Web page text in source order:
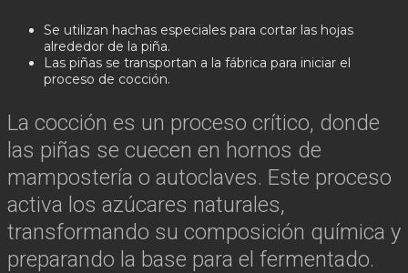
Se utilizan hachas especiales para cortar las hojas
alrededor de la piña.
Las piñas se transportan a la fábrica para iniciar el
proceso de cocción.
La cocción es un proceso crítico, donde
las piñas se cuecen en hornos de
mampostería o autoclaves. Este proceso
activa los azúcares naturales,
transformando su composición química y
preparando la base para el fermentado.